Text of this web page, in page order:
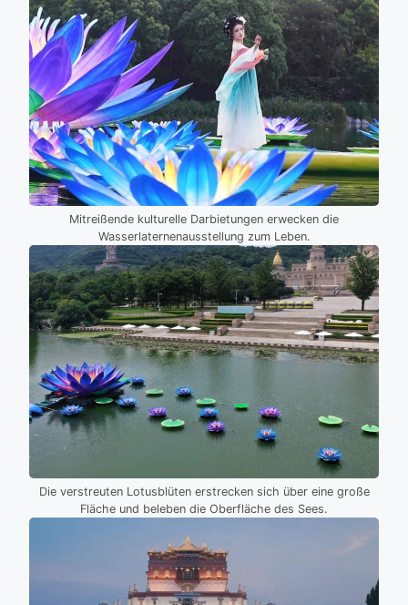
Mitreißende kulturelle Darbietungen erwecken die
Wasserlaternenausstellung zum Leben.
Die verstreuten Lotusblüten erstrecken sich über eine große
Fläche und beleben die Oberfläche des Sees.